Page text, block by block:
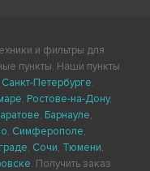
и фильтры для
пункты. Наши пункты
Санкт-Петербурге,
, Ростове-на-Дону,
, Барнауле,
, Симферополе,
, Сочи, Тюмени,
. Получить заказ